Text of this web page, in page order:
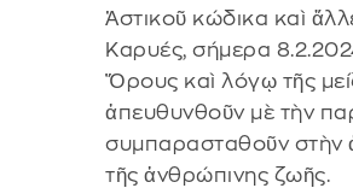
Ἀστικοῦ κώδικα καὶ
Καρυές, σήμερα
Ὄρους καὶ λόγῳ τῆς
ἀπευθυνθοῦν μὲ τὴν
συμπαρασταθοῦν στὴν
τῆς ἀνθρώπινης ζωῆς.